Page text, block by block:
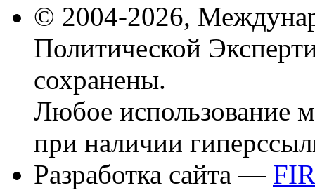
© 2004-2026,
Политической
сохранены.
Любое использование
при наличии
Разработка сайта —